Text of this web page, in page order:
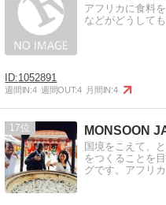
アフリカに食料
などがどうして
1052891
週間IN:4 週間OUT:4 月間IN:4
17 MONSOON
国境をこえて、
をつくることを
グです。アフリ